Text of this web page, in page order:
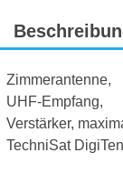
UHF-
Verstärker,
TechniSat